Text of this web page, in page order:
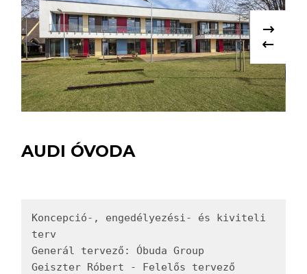
AUDI ÓVODA
Koncepció-, engedélyezési- és kiviteli
terv
Generál tervező: Óbuda Group
Geiszter Róbert - Felelős tervező